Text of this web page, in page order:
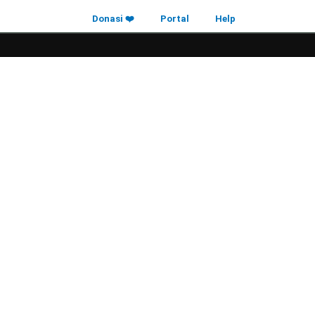
Donasi ❤️ Portal Help